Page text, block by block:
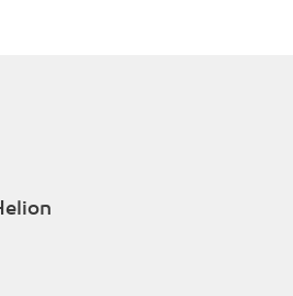
(167)
za pomocą PCF (167)
a funkcja PCF (177)
warstwy fizycznej w sieciach